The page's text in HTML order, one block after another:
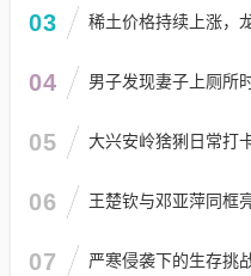
03 稀土价格持续上涨，
04 男子发现妻子上厕所
05 大兴安岭猞猁日常打
06 王楚钦与邓亚萍同框
07 严寒侵袭下的生存挑